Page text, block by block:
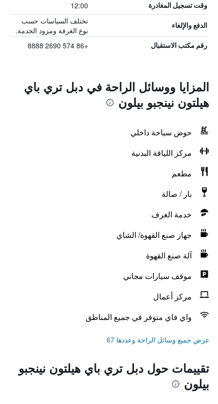
وقت تسجيل المغادرة 12:00
الدفع والإلغاء
تختلف السياسات حسب
نوع الغرفة ومزود الخدمة.
رقم مكتب الاستقبال +86 574 2690 8888
المزايا ووسائل الراحة في دبل تري باي
هيلتون نينجبو بيلون
حوض سباحة داخلي
مركز اللياقة البدنية
مطعم
بار / صالة
خدمة الغرف
جهاز صنع القهوة/ الشاي
آلة صنع القهوة
موقف سيارات مجاني
مركز أعمال
واي فاي متوفر في جميع المناطق
عرض جميع وسائل الراحة وعددها 67
تقييمات حول دبل تري باي هيلتون نينجبو
بيلون